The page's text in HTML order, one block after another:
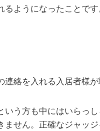
ようになったことで
絡を入れる入居者様が
う方も中にはいらっ
せん。正確なジャッ